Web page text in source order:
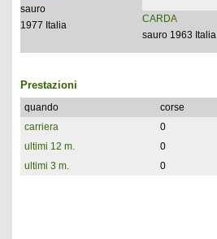
sauro
1977 Italia
CARDA
sauro 1963 Italia
Prestazioni
quando corse
carriera
0
ultimi 12 m.
0
ultimi 3 m.
0